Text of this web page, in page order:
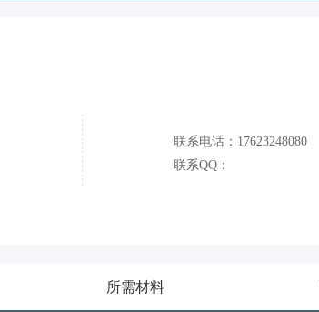
联系电话：17623248080
联系QQ：
所需材料